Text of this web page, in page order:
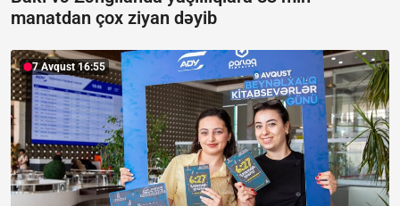
manatdan çox ziyan dəyib
7 Avqust 16:55